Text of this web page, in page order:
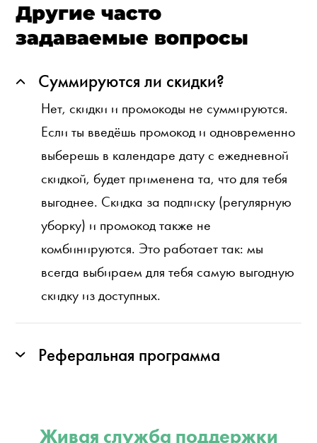
Другие часто
задаваемые вопросы
Суммируются ли скидки?
Нет, скидки и промокоды не суммируются.
Если ты введёшь промокод и одновременно
выберешь в календаре дату с ежедневной
скидкой, будет применена та, что для тебя
выгоднее. Скидка за подписку (регулярную
уборку) и промокод также не
комбинируются. Это работает так: мы
всегда выбираем для тебя самую выгодную
скидку из доступных.
Реферальная программа
Живая служба поддержки